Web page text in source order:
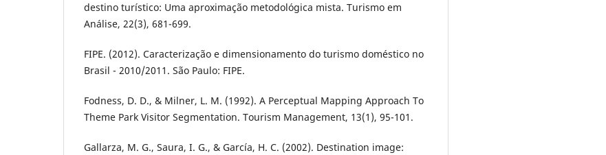
destino turístico: Uma aproximação metodológica mista. Turismo em
Análise, 22(3), 681-699.
FIPE. (2012). Caracterização e dimensionamento do turismo doméstico no
Brasil - 2010/2011. São Paulo: FIPE.
Fodness, D. D., & Milner, L. M. (1992). A Perceptual Mapping Approach To
Theme Park Visitor Segmentation. Tourism Management, 13(1), 95-101.
Gallarza, M. G., Saura, I. G., & García, H. C. (2002). Destination image: